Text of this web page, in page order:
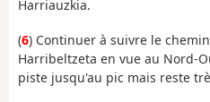
Harriauzkia.
(6) Continuer à suivre le
Harribeltzeta en vue au Nord-
piste jusqu'au pic mais reste